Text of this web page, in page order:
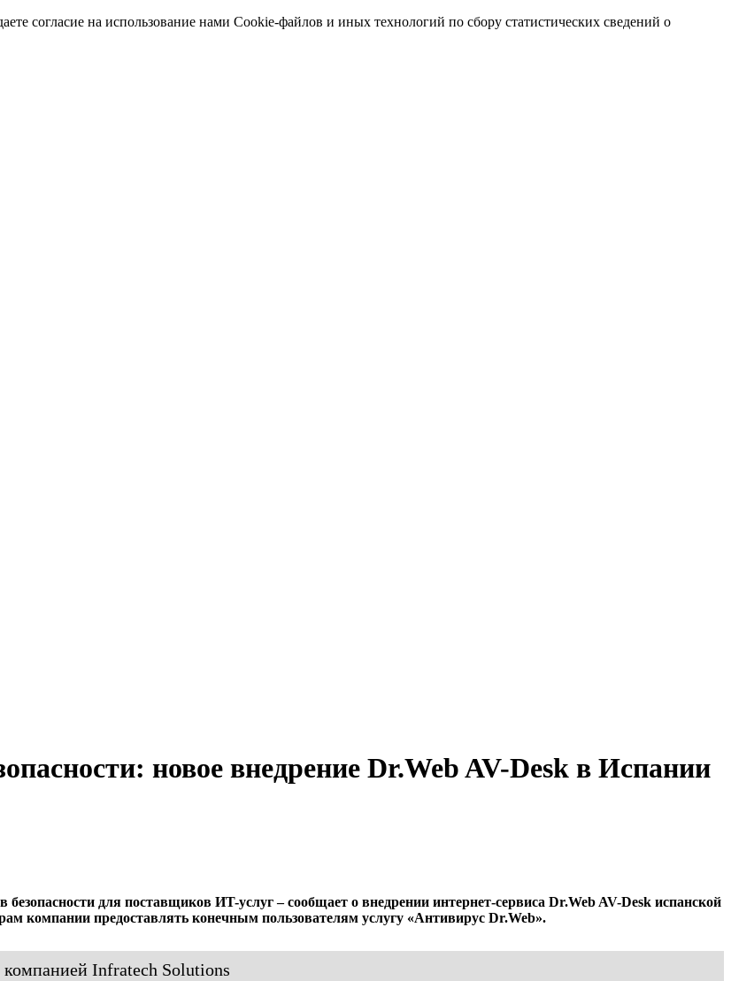
согласие на использование нами Cookie-файлов и иных технологий по сбору статистических сведений о
новое внедрение Dr.Web AV-Desk в Испании
для поставщиков ИT-услуг – сообщает о внедрении интернет-сервиса Dr.Web AV-Desk испанской
компании предоставлять конечным пользователям услугу «Антивирус Dr.Web».
компанией Infratech Solutions